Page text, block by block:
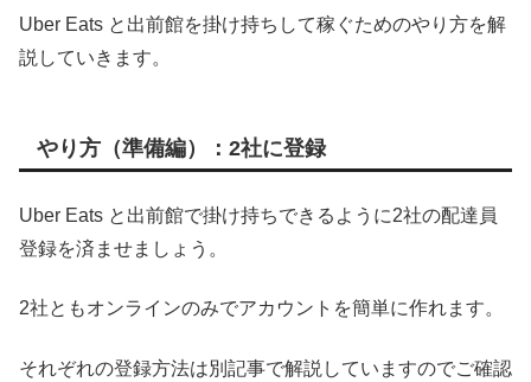
Uber Eats と出前館を掛け持ちして稼ぐためのやり方を解
説していきます。
やり方（準備編）：2社に登録
Uber Eats と出前館で掛け持ちできるように2社の配達員
登録を済ませましょう。
2社ともオンラインのみでアカウントを簡単に作れます。
それぞれの登録方法は別記事で解説していますのでご確認